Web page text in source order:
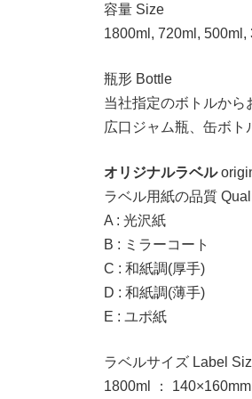
容量 Size
1800ml, 720ml, 500ml,
瓶形 Bottle
当社指定のボトルから
広口ジャム瓶、缶ボト
オリジナルラベル
ラベル用紙の品質
A : 光沢紙
B : ミラーコート
C : 和紙調(厚手)
D : 和紙調(薄手)
E : ユポ紙
ラベルサイズ Label
1800ml ： 140×160mm